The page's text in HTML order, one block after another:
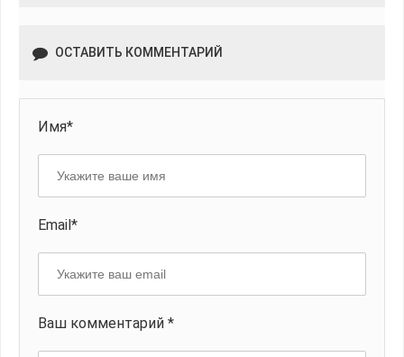
ОСТАВИТЬ КОММЕНТАРИЙ
Имя*
Email*
Ваш комментарий *